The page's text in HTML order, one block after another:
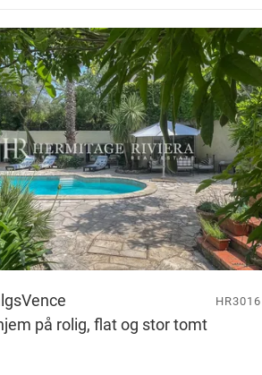
Vence
på rolig, flat og stor tomt
HR3016